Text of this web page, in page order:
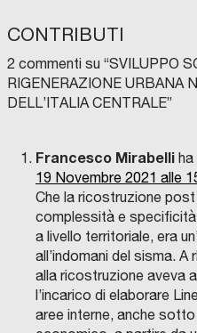
CONTRIBUTI
2 commenti su “SVILUPPO
RIGENERAZIONE URBANA
DELL’ITALIA CENTRALE”
Francesco Mirabelli
19 Novembre 2021 alle
Che la ricostruzione
complessità e
a livello territoriale, era
all’indomani del sisma.
alla ricostruzione aveva
l’incarico di elaborare
aree interne, anche